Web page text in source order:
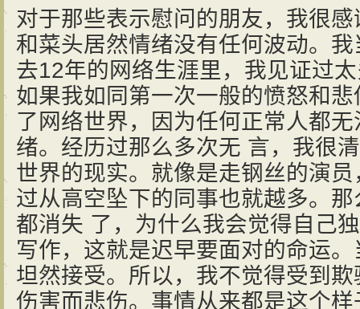
对于那些表示慰问的朋友，我很
和菜头居然情绪没有任何波动。
去12年的网络生涯里，我见证过
如果我如同第一次一般的愤怒和
了网络世界，因为任何正常人都
绪。经历过那么多次无 言，我很
世界的现实。就像是走钢丝的演
过从高空坠下的同事也就越多。
都消失 了，为什么我会觉得自己
写作，这就是迟早要面对的命运
坦然接受。所以，我不觉得受到
伤害而悲伤。事情从来都是这个